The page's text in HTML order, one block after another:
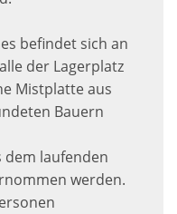
befindet sich an
der Lagerplatz
Mistplatte aus
Bauern
dem laufenden
werden.